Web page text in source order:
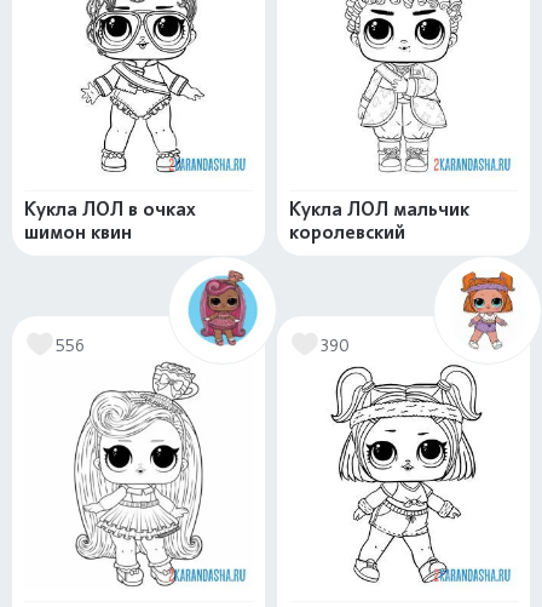
Кукла ЛОЛ в очках
шимон квин
Кукла ЛОЛ мальчик
королевский
556 390